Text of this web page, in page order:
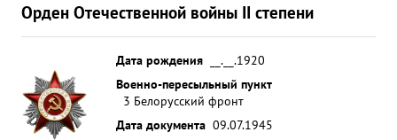
Орден Отечественной войны II степени
Дата рождения
__.__.1920
Военно-пересыльный пункт
3 Белорусский фронт
Дата документа 09.07.1945